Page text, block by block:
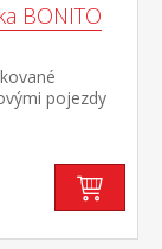
BONITO
pojezdy